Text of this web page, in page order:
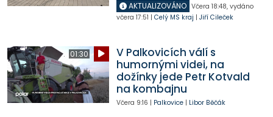
AKTUALIZOVÁNO Včera 18:48, vydáno
včera 17:51 | Celý MS kraj | Jiří Cileček
01:30
V Palkovicích válí s
humornými videi, na
dožínky jede Petr Kotvald
na kombajnu
Včera 9:16 | Palkovice| Libor Běčák